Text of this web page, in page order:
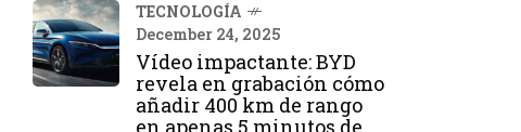
TECNOLOGÍA
December 24, 2025
Vídeo impactante: BYD
revela en grabación cómo
añadir 400 km de rango
en apenas 5 minutos de